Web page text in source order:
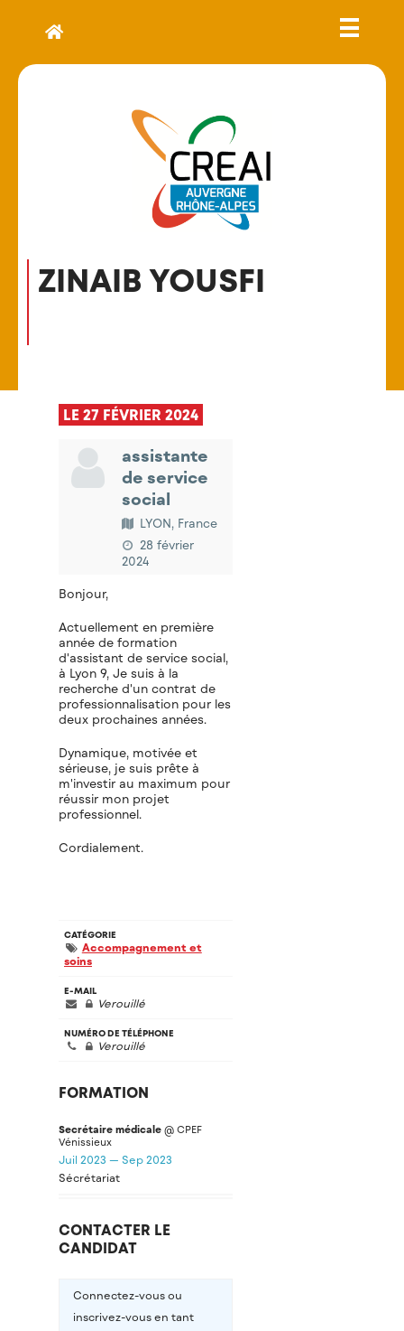
ZINAIB YOUSFI
LE 27 FÉVRIER 2024
assistante
de service
social
LYON, France
28 février
2024
Bonjour,
Actuellement en première
année de formation
d'assistant de service social,
à Lyon 9, Je suis à la
recherche d'un contrat de
professionnalisation pour les
deux prochaines années.
Dynamique, motivée et
sérieuse, je suis prête à
m'investir au maximum pour
réussir mon projet
professionnel.
Cordialement.
CATÉGORIE
Accompagnement et
soins
E-MAIL
Verouillé
NUMÉRO DE TÉLÉPHONE
Verouillé
FORMATION
Secrétaire médicale @ CPEF
Vénissieux
Juil 2023 — Sep 2023
Sécrétariat
CONTACTER LE
CANDIDAT
Connectez-vous ou
inscrivez-vous en tant